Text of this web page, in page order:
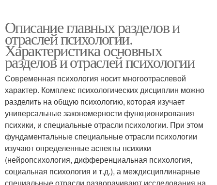
Описание главных разделов и
отраслей психологии.
Характеристика основных
разделов и отраслей психологии
Современная психология носит многоотраслевой
характер. Комплекс психологических дисциплин можно
разделить на общую психологию, которая изучает
универсальные закономерности функционирования
психики, и специальные отрасли психологии. При этом
фундаментальные специальные отрасли психологии
изучают определенные аспекты психики
(нейропсихология, дифференциальная психология,
социальная психология и т.д.), а междисциплинарные
специальные отрасли разворачивают исследования на